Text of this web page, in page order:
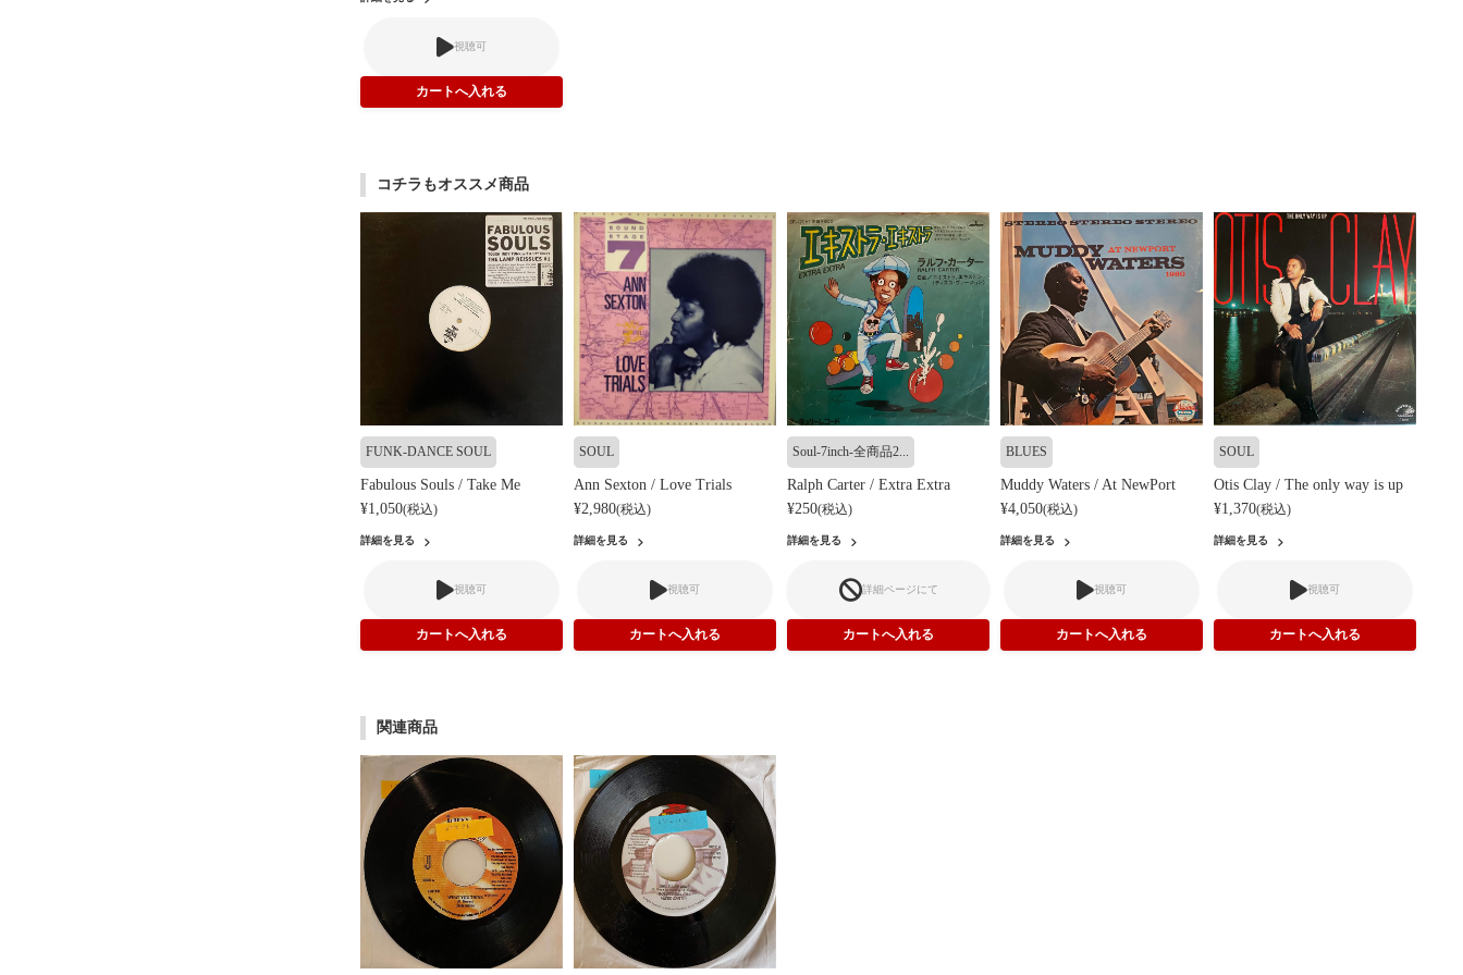
視聴可
コチラもオススメ商品
FUNK-DANCE SOUL
Fabulous Souls / Take Me
¥1,050(税込)
詳細を見る
視聴可
SOUL
Ann Sexton / Love Trials
¥2,980(税込)
詳細を見る
視聴可
Soul-7inch-全商品2...
Ralph Carter / Extra Extra
¥250(税込)
詳細を見る
詳細ページにて
BLUES
Muddy Waters / At NewPort
¥4,050(税込)
詳細を見る
視聴可
SOUL
Otis Clay / The only way is up
¥1,370(税込)
詳細を見る
視聴可
関連商品